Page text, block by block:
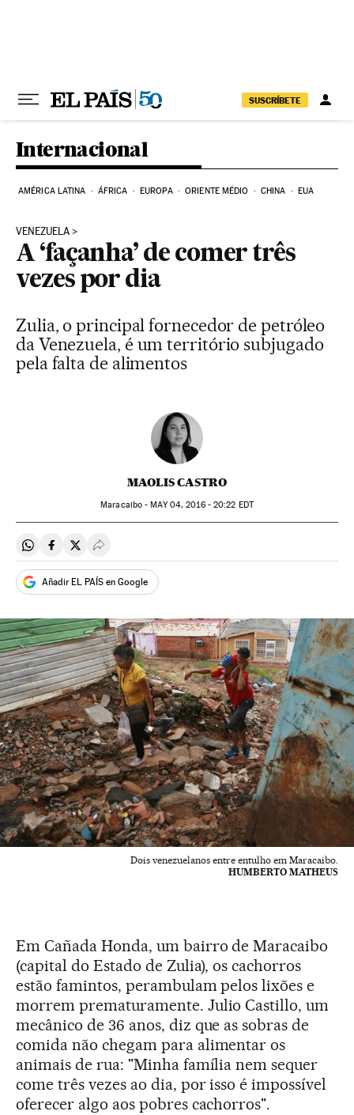
SUSCRÍBETE
Internacional
AMÉRICA LATINA ÁFRICA EUROPA ORIENTE MÉDIO CHINA EUA
VENEZUELA
A ‘façanha’ de comer três
vezes por dia
Zulia, o principal fornecedor de petróleo
da Venezuela, é um território subjugado
pela falta de alimentos
MAOLIS CASTRO
Maracaibo -MAY04, 2016 - 20:22 EDT
Compartir en Whatsapp
Compartir en Facebook
Compartir en Twitter
Desplegar Redes Sociales
Añadir EL PAÍS en Google
Dois venezuelanos entre entulho em Maracaibo.
HUMBERTO MATHEUS
Em Cañada Honda, um bairro de Maracaibo
(capital do Estado de Zulia), os cachorros
estão famintos, perambulam pelos lixões e
morrem prematuramente. Julio Castillo, um
mecânico de 36 anos, diz que as sobras de
comida não chegam para alimentar os
animais de rua: "Minha família nem sequer
come três vezes ao dia, por isso é impossível
oferecer algo aos pobres cachorros".